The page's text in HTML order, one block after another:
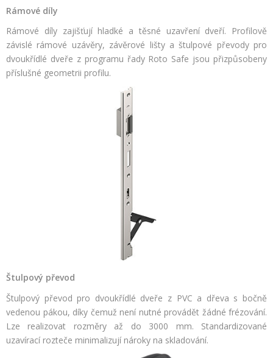
Rámové díly
Rámové díly zajišťují hladké a těsné uzavření dveří. Profilově
závislé rámové uzávěry, závěrové lišty a štulpové převody pro
dvoukřídlé dveře z programu řady Roto Safe jsou přizpůsobeny
příslušné geometrii profilu.
Štulpový převod
Štulpový převod pro dvoukřídlé dveře z PVC a dřeva s bočně
vedenou pákou, díky čemuž není nutné provádět žádné frézování.
Lze realizovat rozměry až do 3000 mm. Standardizované
uzavírací rozteče minimalizují nároky na skladování.